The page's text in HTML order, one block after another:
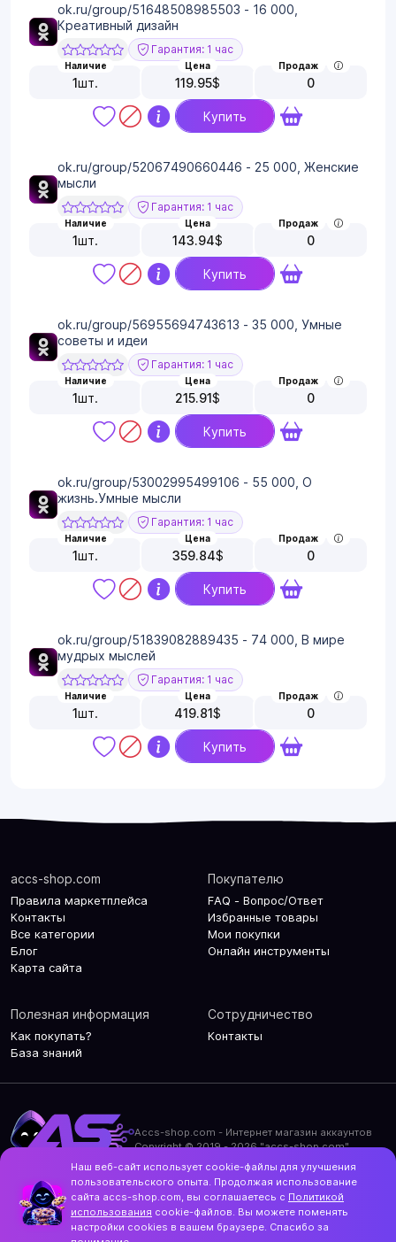
ok.ru/group/51648508985503 - 16 000,
Креативный дизайн
Гарантия: 1 час
Наличие
1шт.
Цена
119.95$
Продаж
0
Купить
ok.ru/group/52067490660446 - 25 000, Женские
мысли
Гарантия: 1 час
Наличие
1шт.
Цена
143.94$
Продаж
0
Купить
ok.ru/group/56955694743613 - 35 000, Умные
советы и идеи
Гарантия: 1 час
Наличие
1шт.
Цена
215.91$
Продаж
0
Купить
ok.ru/group/53002995499106 - 55 000, О
жизнь.Умные мысли
Гарантия: 1 час
Наличие
1шт.
Цена
359.84$
Продаж
0
Купить
ok.ru/group/51839082889435 - 74 000, В мире
мудрых мыслей
Гарантия: 1 час
Наличие
1шт.
Цена
419.81$
Продаж
0
Купить
accs-shop.com
Правила маркетплейса
Контакты
Все категории
Блог
Карта сайта
Покупателю
FAQ - Вопрос/Ответ
Избранные товары
Мои покупки
Онлайн инструменты
Полезная информация
Как покупать?
База знаний
Сотрудничество
Контакты
Accs-shop.com - Интернет магазин аккаунтов
Copyright © 2019 - 2026 "accs-shop.com"
Политика использования cookie-файлов
Контакты и актуальный адрес сайта
Structo
Дизайн и разработка
Наш веб-сайт использует cookie-файлы для улучшения
пользовательского опыта. Продолжая использование
сайта accs-shop.com, вы соглашаетесь с Политикой
использования cookie-файлов. Вы можете поменять
настройки cookies в вашем браузере. Спасибо за